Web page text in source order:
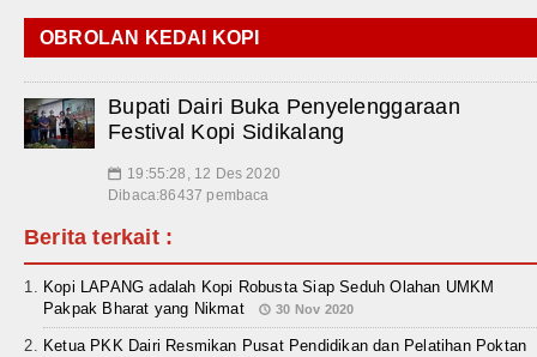
OBROLAN KEDAI KOPI
Bupati Dairi Buka Penyelenggaraan
Festival Kopi Sidikalang
📅 19:55:28, 12 Des 2020
Dibaca:86437 pembaca
Berita terkait :
Kopi LAPANG adalah Kopi Robusta Siap Seduh Olahan UMKM
Pakpak Bharat yang Nikmat
30 Nov 2020
Ketua PKK Dairi Resmikan Pusat Pendidikan dan Pelatihan Poktan